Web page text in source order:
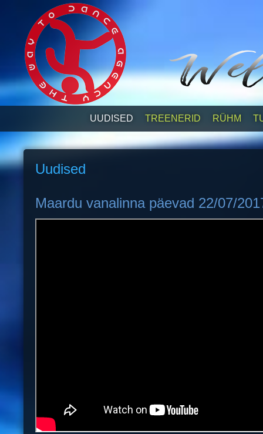
UUDISED TREENERID RÜHM
Uudised
Maardu vanalinna päevad 22/07/